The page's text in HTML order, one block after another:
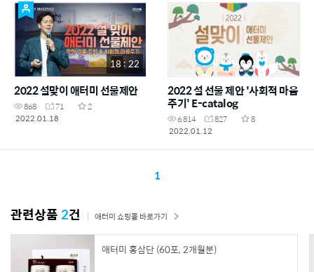
18 : 22
2022 설맞이 애터미 선물제안
868 71
2
2022.01.18
2022 설 선물 제안 '사회적 마음
주기' E-catalog
6,814 827
8
2022.01.12
1
관련상품2건 애터미 쇼핑몰 바로가기
애터미 홍삼단 (60포, 2개월분)